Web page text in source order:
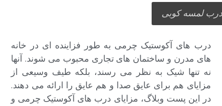
لمسه کوبی
درب های آکوستیک چرمی به طور فزاینده ای در خانه
های مدرن و ساختمان های تجاری محبوب می شوند. آنها
نه تنها شیک به نظر می رسند، بلکه طیف وسیعی از
مزایای هم برای عایق صدا و هم عایق را ارائه می دهند.
در این پست وبلاگ، مزایای درب های آکوستیک چرمی و